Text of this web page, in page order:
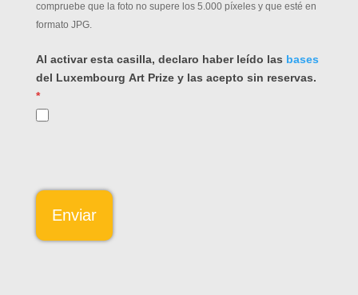
compruebe que la foto no supere los 5.000 píxeles y que esté en
formato JPG.
Al activar esta casilla, declaro haber leído las bases
del Luxembourg Art Prize y las acepto sin reservas.
*
Enviar